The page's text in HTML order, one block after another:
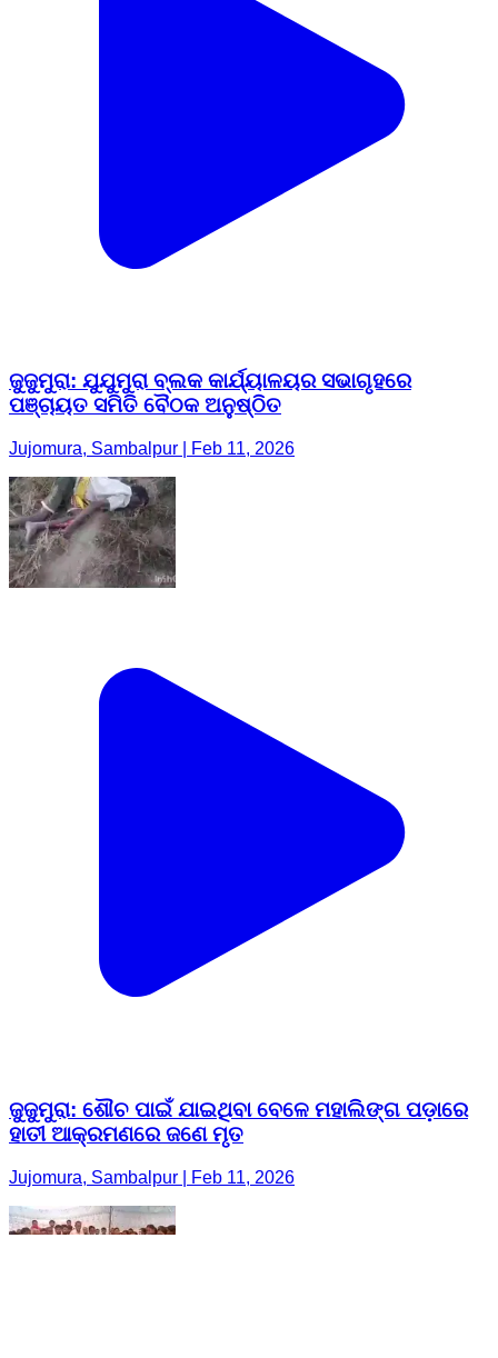
ଜୁଜୁମୁରା: ଯୁଯୁମୁରା ବ୍ଲକ କାର୍ଯ୍ୟାଳୟର ସଭାଗୃହରେ
ପଞ୍ଚାୟତ ସମିତି ବୈଠକ ଅନୁଷ୍ଠିତ
Jujomura, Sambalpur | Feb 11, 2026
ଜୁଜୁମୁରା: ଶୌଚ ପାଇଁ ଯାଇଥିବା ବେଳେ ମହାଲିଙ୍ଗ ପଡ଼ାରେ
ହାତୀ ଆକ୍ରମଣରେ ଜଣେ ମୃତ
Jujomura, Sambalpur | Feb 11, 2026